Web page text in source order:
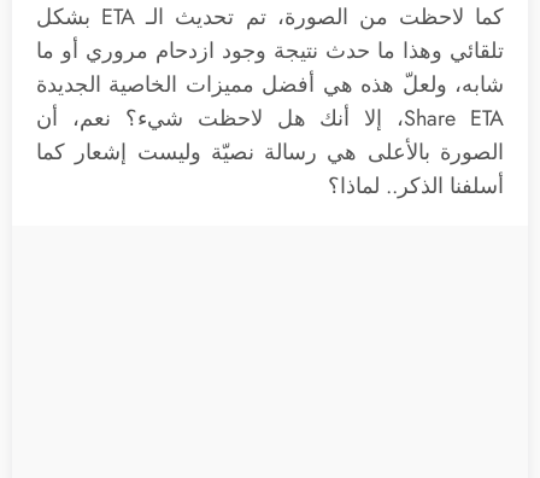
كما لاحظت من الصورة، تم تحديث الـ ETA بشكل
تلقائي وهذا ما حدث نتيجة وجود ازدحام مروري أو ما
شابه، ولعلّ هذه هي أفضل مميزات الخاصية الجديدة
Share ETA، إلا أنك هل لاحظت شيء؟ نعم، أن
الصورة بالأعلى هي رسالة نصيّة وليست إشعار كما
أسلفنا الذكر.. لماذا؟